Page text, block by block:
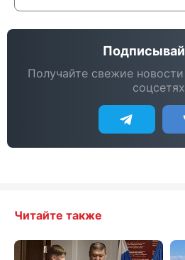
Получайте свежие
соцсетях
Читайте также